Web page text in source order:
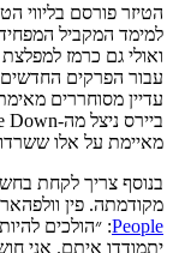
הטיזר פורסם בליווי
למימד המקביל
ואולי גם כרמז למפלצת
עבור הפרקים החדשים
עדיין מסוחררים
ביירס ניצל מה-Upside Down,
מאיימת על אלו
בנוסף צריך לקחת
מקודמתה. פין
People: ״הולכים
יתמודדו איתם. אני